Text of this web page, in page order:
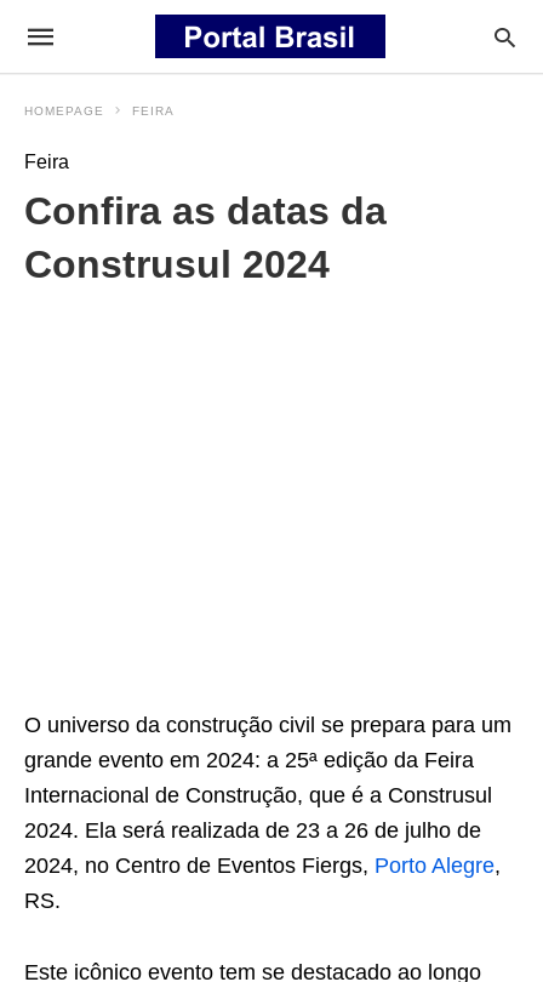
HOMEPAGE FEIRA
Feira
Confira as datas da
Construsul 2024
O universo da construção civil se prepara para um
grande evento em 2024: a 25ª edição da Feira
Internacional de Construção, que é a Construsul
2024. Ela será realizada de 23 a 26 de julho de
2024, no Centro de Eventos Fiergs, Porto Alegre,
RS.
Este icônico evento tem se destacado ao longo